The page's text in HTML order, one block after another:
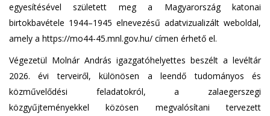
egyesítésével született meg a Magyarország katonai
birtokbavétele 1944–1945 elnevezésű adatvizualizált weboldal,
amely a https://mo44-45.mnl.gov.hu/ címen érhető el.
Végezetül Molnár András igazgatóhelyettes beszélt a levéltár
2026. évi terveiről, különösen a leendő tudományos és
közművelődési feladatokról, a zalaegerszegi
közgyűjteményekkel közösen megvalósítani tervezett